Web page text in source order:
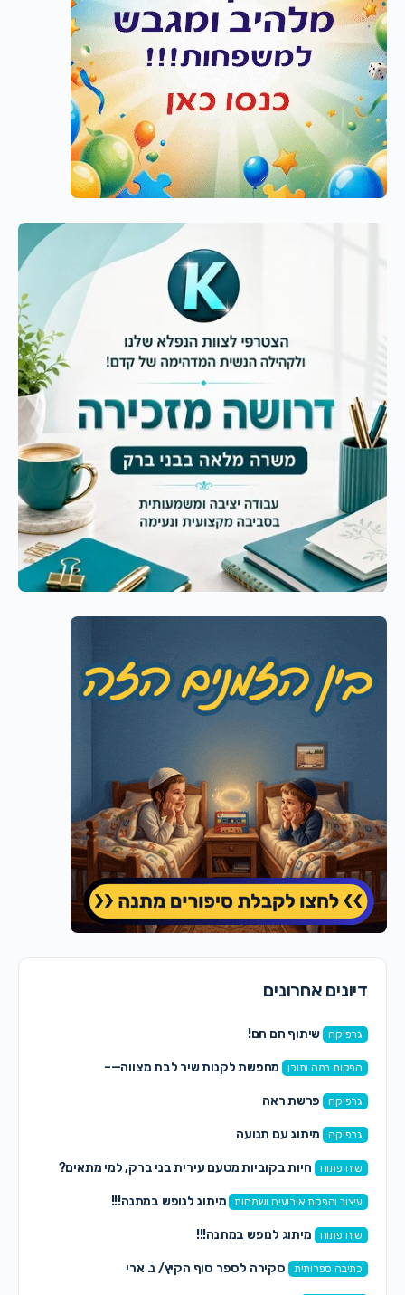
אחרונים
שיתוף חם חם!
הפקות במה ותוכן מחפשת לקנות שיר לבת מצווה—–
פרשת ראה
מיתוג עם תנועה
שיח פתוח חיות בקוביות מטעם עירית בני ברק, למי מתאים?
עיצוב והפקת אירועים ושמחות מיתוג לנופש במתנה!!!
שיח פתוח מיתוג לנופש במתנה!!!
כתיבה ספרותית סקירה לספר סוף הקיץ/ נ. ארי